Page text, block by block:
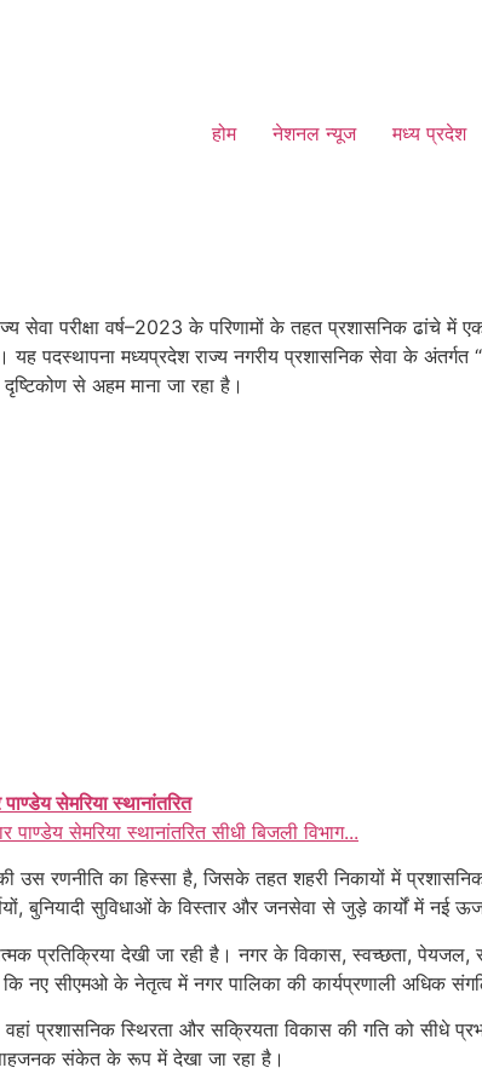
होम नेशनल न्यूज मध्य प्रदेश
परीक्षा वर्ष–2023 के परिणामों के तहत प्रशासनिक ढांचे में
पदस्थापना मध्यप्रदेश राज्य नगरीय प्रशासनिक सेवा के अंतर्गत
से अहम माना जा रहा है।
सेमरिया स्थानांतरित
सेमरिया स्थानांतरित सीधी बिजली विभाग...
उस रणनीति का हिस्सा है, जिसके तहत शहरी निकायों में
बुनियादी सुविधाओं के विस्तार और जनसेवा से जुड़े कार्यों में नई
प्रतिक्रिया देखी जा रही है। नगर के विकास, स्वच्छता,
नए सीएमओ के नेतृत्व में नगर पालिका की कार्यप्रणाली अधिक
प्रशासनिक स्थिरता और सक्रियता विकास की गति को सीधे
संकेत के रूप में देखा जा रहा है।